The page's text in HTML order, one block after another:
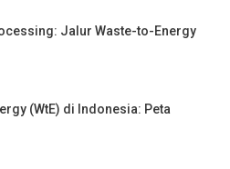
Jalur Waste-to-Energy
(WtE) di Indonesia: Peta